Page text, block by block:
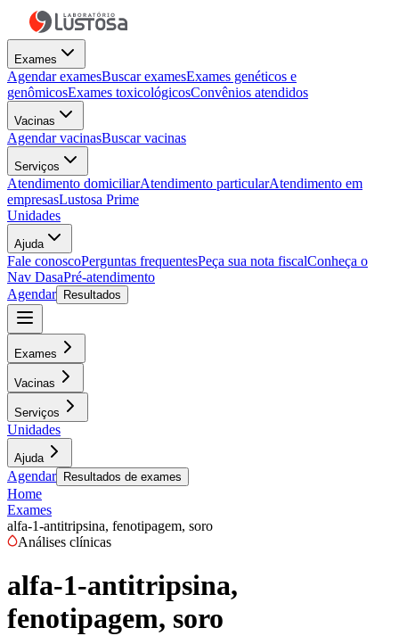
Exames
Agendar examesBuscar examesExames genéticos e
genômicosExames toxicológicosConvênios atendidos
Vacinas
Agendar vacinasBuscar vacinas
Serviços
Atendimento domiciliarAtendimento particularAtendimento em
empresasLustosa Prime
Unidades
Ajuda
Fale conoscoPerguntas frequentesPeça sua nota fiscalConheça o
Nav DasaPré-atendimento
Agendar
Resultados
Exames
Vacinas
Serviços
Unidades
Ajuda
Agendar Resultados de exames
Home
Exames
alfa-1-antitripsina, fenotipagem, soro
Análises clínicas
alfa-1-antitripsina,
fenotipagem, soro